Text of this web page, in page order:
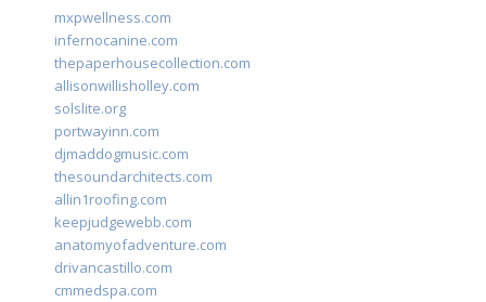
mxpwellness.com
infernocanine.com
thepaperhousecollection.com
allisonwillisholley.com
solslite.org
portwayinn.com
djmaddogmusic.com
thesoundarchitects.com
allin1roofing.com
keepjudgewebb.com
anatomyofadventure.com
drivancastillo.com
cmmedspa.com